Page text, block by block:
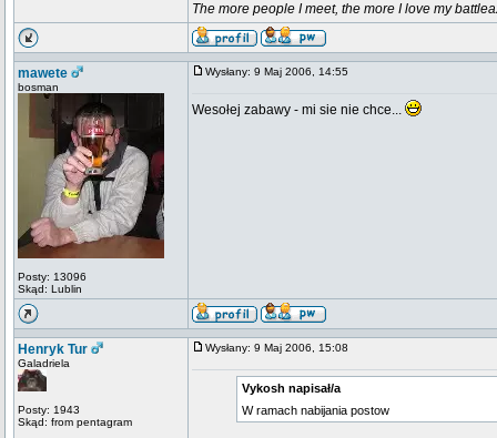
The more people I meet, the more I love my
mawete
bosman
Posty: 13096
Skąd: Lublin
Wysłany: 9 Maj 2006, 14:55
Wesołej zabawy - mi sie nie chce...
Henryk Tur
Galadriela
Posty: 1943
Skąd: from pentagram
Wysłany: 9 Maj 2006, 15:08
Vykosh napisał/a
W ramach nabijania postow